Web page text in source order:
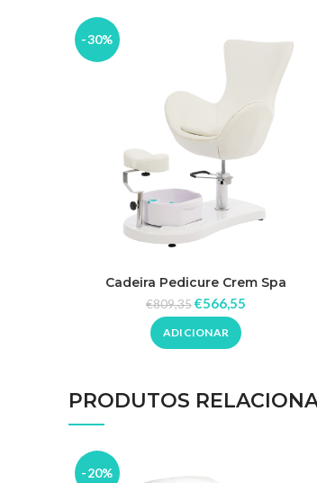
-30%
Cadeira Pedicure Crem Spa
€809,35€566,55
ADICIONAR
PRODUTOS
-20%